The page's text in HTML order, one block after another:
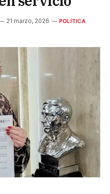
21 marzo, 2026 POLÍTICA